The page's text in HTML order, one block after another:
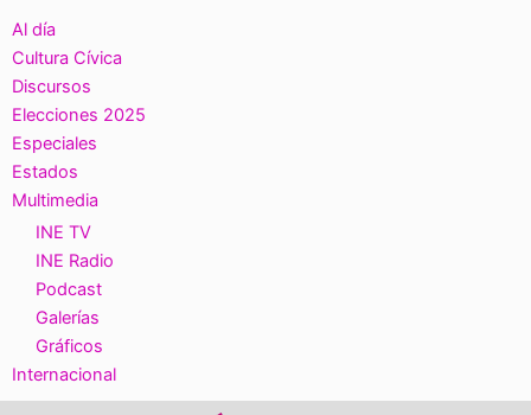
Al día
Cultura Cívica
Discursos
Elecciones 2025
Especiales
Estados
Multimedia
INE TV
INE Radio
Podcast
Galerías
Gráficos
Internacional